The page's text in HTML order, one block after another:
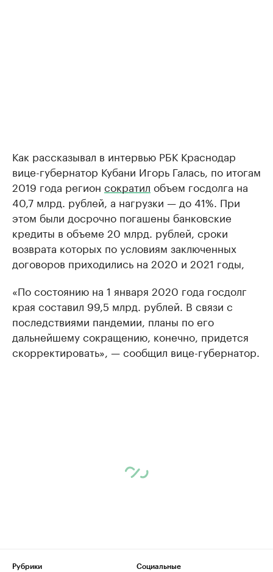
Как рассказывал в интервью РБК Краснодар
вице-губернатор Кубани Игорь Галась, по итогам
2019 года регион сократил объем госдолга на
40,7 млрд. рублей, а нагрузки — до 41%. При
этом были досрочно погашены банковские
кредиты в объеме 20 млрд. рублей, сроки
возврата которых по условиям заключенных
договоров приходились на 2020 и 2021 годы,
«По состоянию на 1 января 2020 года госдолг
края составил 99,5 млрд. рублей. В связи с
последствиями пандемии, планы по его
дальнейшему сокращению, конечно, придется
скорректировать», — сообщил вице-губернатор.
Рубрики
Социальные